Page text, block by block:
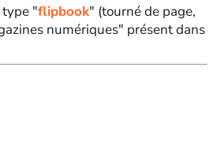
type "flipbook" (tourné de page,
numériques" présent dans